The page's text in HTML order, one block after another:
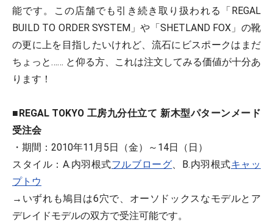
能です。この店舗でも引き続き取り扱われる「REGAL
BUILD TO ORDER SYSTEM」や「SHETLAND FOX」の靴
の更に上を目指したいけれど、流石にビスポークはまだ
ちょっと…… と仰る方、これは注文してみる価値が十分あ
ります！
■REGAL TOKYO 工房九分仕立て 新木型パターンメード
受注会
・期間：2010年11月5日（金）～14日（日）
スタイル：A.内羽根式フルブローグ、B.内羽根式キャッ
プトウ
→いずれも鳩目は6穴で、オーソドックスなモデルとア
デレイドモデルの双方で受注可能です。